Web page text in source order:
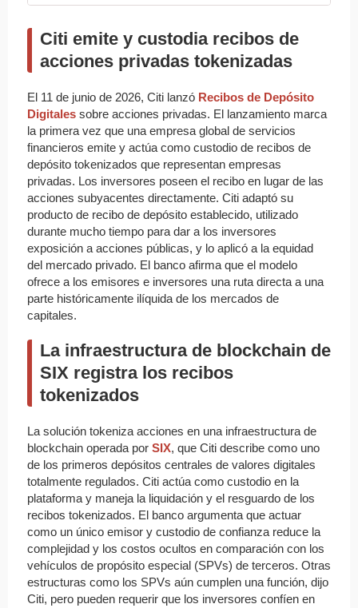
Citi emite y custodia recibos de
acciones privadas tokenizadas
El 11 de junio de 2026, Citi lanzó Recibos de Depósito
Digitales sobre acciones privadas. El lanzamiento marca
la primera vez que una empresa global de servicios
financieros emite y actúa como custodio de recibos de
depósito tokenizados que representan empresas
privadas. Los inversores poseen el recibo en lugar de las
acciones subyacentes directamente. Citi adaptó su
producto de recibo de depósito establecido, utilizado
durante mucho tiempo para dar a los inversores
exposición a acciones públicas, y lo aplicó a la equidad
del mercado privado. El banco afirma que el modelo
ofrece a los emisores e inversores una ruta directa a una
parte históricamente ilíquida de los mercados de
capitales.
La infraestructura de blockchain de
SIX registra los recibos
tokenizados
La solución tokeniza acciones en una infraestructura de
blockchain operada por SIX, que Citi describe como uno
de los primeros depósitos centrales de valores digitales
totalmente regulados. Citi actúa como custodio en la
plataforma y maneja la liquidación y el resguardo de los
recibos tokenizados. El banco argumenta que actuar
como un único emisor y custodio de confianza reduce la
complejidad y los costos ocultos en comparación con los
vehículos de propósito especial (SPVs) de terceros. Otras
estructuras como los SPVs aún cumplen una función, dijo
Citi, pero pueden requerir que los inversores confíen en